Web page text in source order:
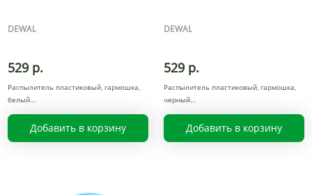
DEWAL
529 р.
Распылитель пластиковый, гармошка,
белый
Добавить в корзину
DEWAL
529 р.
Распылитель пластиковый, гармошка,
черный
Добавить в корзину